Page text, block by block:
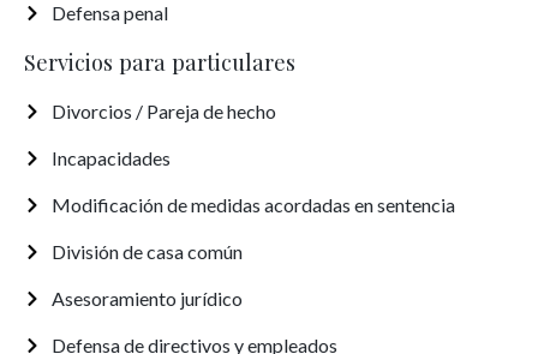
Defensa penal
Servicios para particulares
Divorcios / Pareja de hecho
Incapacidades
Modificación de medidas acordadas en sentencia
División de casa común
Asesoramiento jurídico
Defensa de directivos y empleados